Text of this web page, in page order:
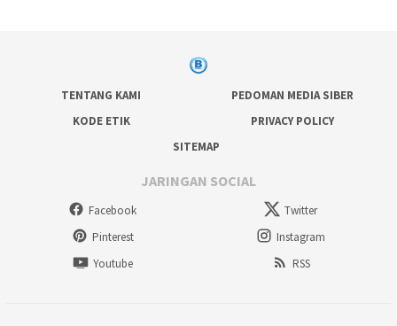
TENTANG KAMI
PEDOMAN MEDIA SIBER
KODE ETIK
PRIVACY POLICY
SITEMAP
JARINGAN SOCIAL
Facebook
Twitter
Pinterest
Instagram
Youtube
RSS